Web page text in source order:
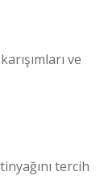
ve
tercih